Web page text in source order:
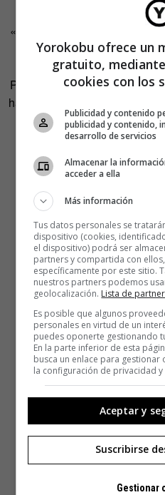
«No he sacado más punta de
pequeños. Todos
pequeñitos, tanto que es
Pobrecitos. Por si fuera poco,
ha surgido, se van haciendo
viñeta, ya que les tengo
expresión de cara que va
»
Por ahora,Little red pencil
divertimento. Aunque su
convierta en algo más
encantaría transformar esto
tenga más historias
Yorokobu ofrece un
gratuito,
cookies con los
Publicidad y contenido
publicidad y contenido,
desarrollo de servicios
Almacenar la
acceder a ella
Más información
Tus datos personales se
dispositivo (cookies,
el dispositivo) podrá ser
partners y compartida con
específicamente por este sitio.
nuestros partners podemos
geolocalización. Lista de
Es posible que algunos
personales en virtud de un
puedes oponerte gestionando
En la parte inferior de esta
busca un enlace para
la configuración de privacidad y
Aceptar y
Suscribirse
Gestionar